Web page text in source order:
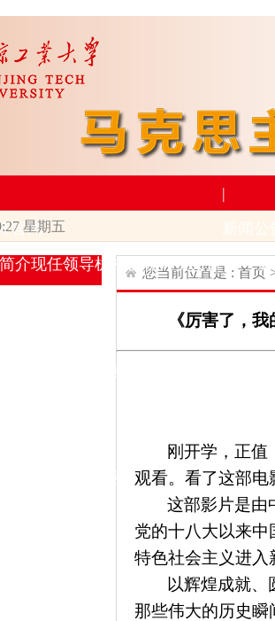
官网
介现任领导机构设置师资力量
|
学生活动
工会活动
星期五
您当前位置是 : 首页
《厉害了，
刚开学，正值
观看。看了这部
这部影片是由
党的十八大以来
特色社会主义进入
以辉煌成就
那些伟大的历史